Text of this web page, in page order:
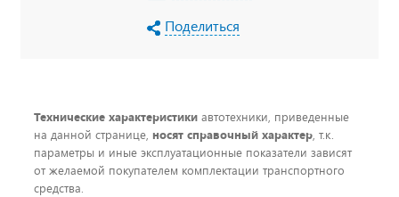
Поделиться
Технические характеристики автотехники, приведенные
на данной странице, носят справочный характер, т.к.
параметры и иные эксплуатационные показатели зависят
от желаемой покупателем комплектации транспортного
средства.